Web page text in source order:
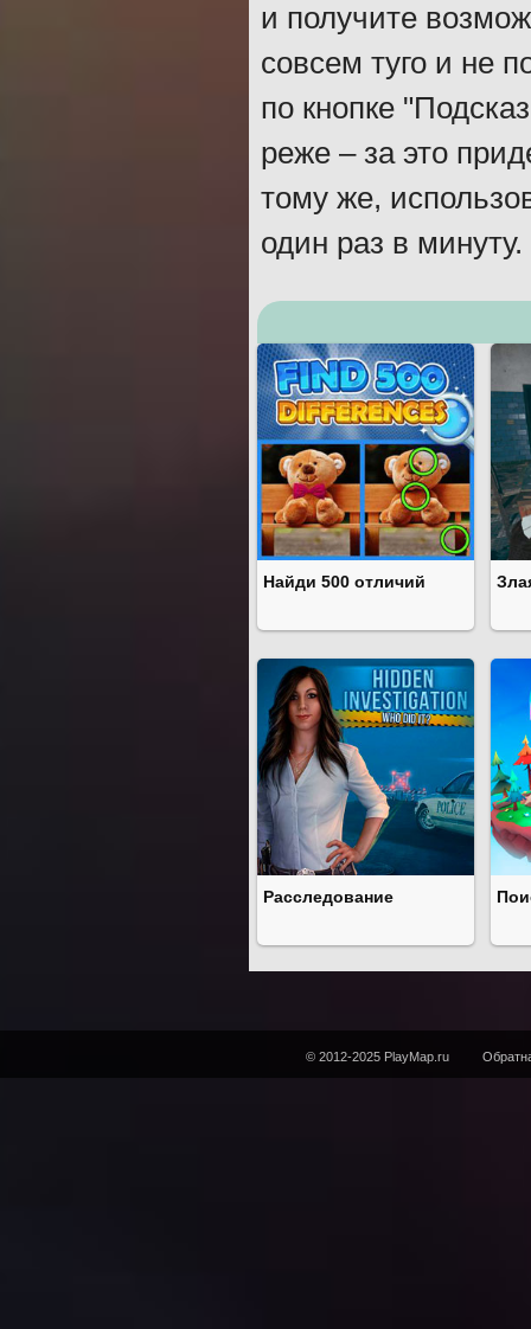
и получите
совсем туго и не
по кнопке
реже – за это
тому же,
один раз в минуту.
Найди 500 отличий
Расследование
© 2012-2025 PlayMap.ru